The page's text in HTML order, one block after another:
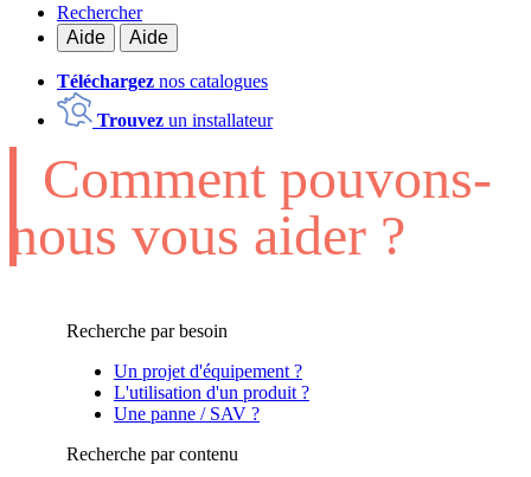
Rechercher
Aide
Aide
Téléchargez nos catalogues
Trouvez un installateur
Comment pouvons-
nous vous aider ?
Recherche par besoin
Un projet d'équipement ?
L'utilisation d'un produit ?
Une panne / SAV ?
Recherche par contenu